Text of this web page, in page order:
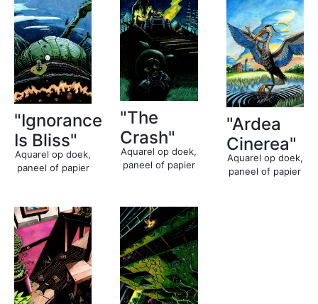
"Ignorance
Is Bliss"
Aquarel op doek,
paneel of papier
"The
Crash"
Aquarel op doek,
paneel of papier
"Ardea
Cinerea"
Aquarel op doek,
paneel of papier